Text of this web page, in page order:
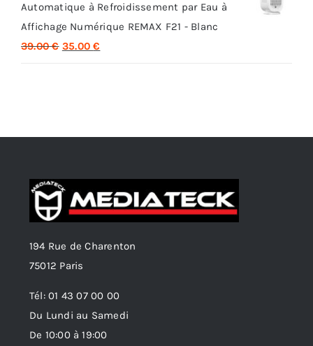
était :
35.00 €.
est :
29.00 €.
Automatique à Refroidissement par Eau à
Affichage Numérique REMAX F21 - Blanc
39.00€ Le
35.00€
194 Rue de Charenton
75012 Paris
Tél: 01 43 07 00 00
Du Lundi au Samedi
De 10:00 à 19:00